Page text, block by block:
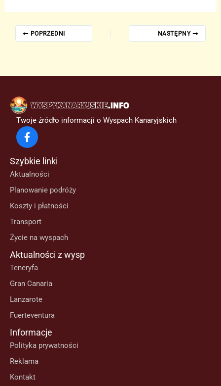
POPRZEDNI NASTĘPNY
Twoje źródło informacji o Wyspach Kanaryjskich
Szybkie linki
Aktualności
Planowanie podróży
Koszty i płatności
Transport
Życie na wyspach
Aktualności z wysp
Teneryfa
Gran Canaria
Lanzarote
Fuerteventura
Informacje
Polityka prywatności
Reklama
Kontakt